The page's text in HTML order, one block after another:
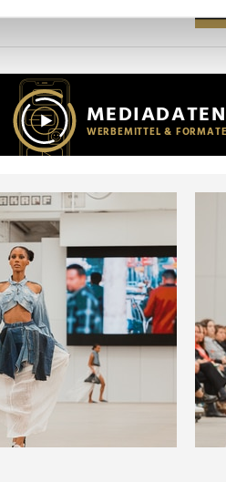
und Anzeigen zu
soziale Medien, Werbung und
zusammen, die Sie ihnen